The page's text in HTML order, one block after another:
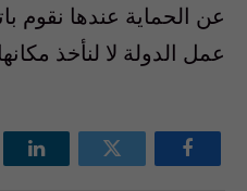
عن الحماية عندها نقوم
عمل الدولة لا لنأخذ
فيسبوك تويتر